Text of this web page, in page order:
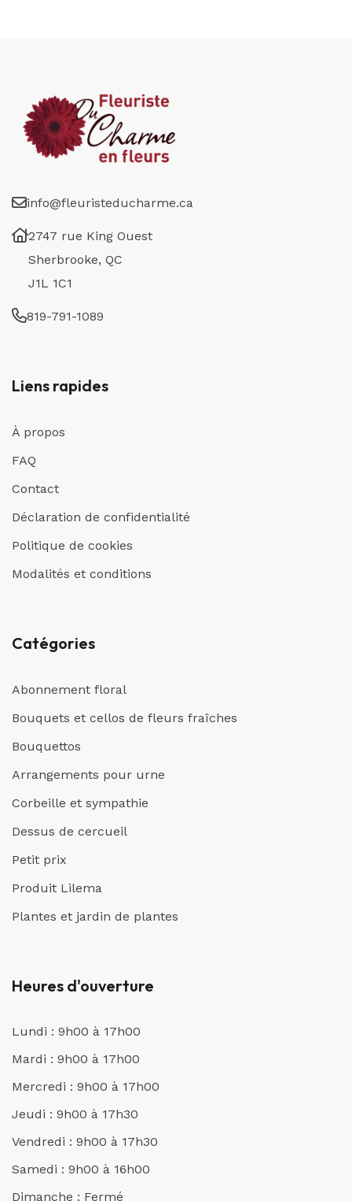
info@fleuristeducharme.ca
2747 rue King Ouest
Sherbrooke, QC
J1L 1C1
819-791-1089
Liens rapides
À propos
FAQ
Contact
Déclaration de confidentialité
Politique de cookies
Modalités et conditions
Catégories
Abonnement floral
Bouquets et cellos de fleurs fraîches
Bouquettos
Arrangements pour urne
Corbeille et sympathie
Dessus de cercueil
Petit prix
Produit Lilema
Plantes et jardin de plantes
Heures d'ouverture
Lundi : 9h00 à 17h00
Mardi : 9h00 à 17h00
Mercredi : 9h00 à 17h00
Jeudi : 9h00 à 17h30
Vendredi : 9h00 à 17h30
Samedi : 9h00 à 16h00
Dimanche : Fermé